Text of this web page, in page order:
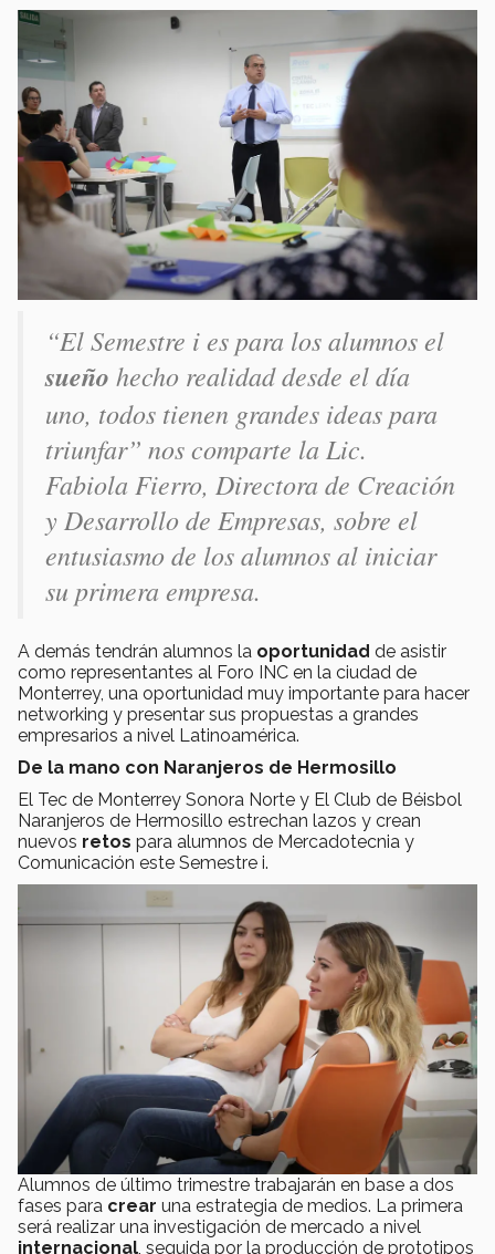
“El Semestre i es para los alumnos el
sueño hecho realidad desde el día
uno, todos tienen grandes ideas para
triunfar” nos comparte la Lic.
Fabiola Fierro, Directora de Creación
y Desarrollo de Empresas, sobre el
entusiasmo de los alumnos al iniciar
su primera empresa.
A demás tendrán alumnos la oportunidad de asistir
como representantes al Foro INC en la ciudad de
Monterrey, una oportunidad muy importante para hacer
networking y presentar sus propuestas a grandes
empresarios a nivel Latinoamérica.
De la mano con Naranjeros de Hermosillo
El Tec de Monterrey Sonora Norte y El Club de Béisbol
Naranjeros de Hermosillo estrechan lazos y crean
nuevos retos para alumnos de Mercadotecnia y
Comunicación este Semestre i.
Alumnos de último trimestre trabajarán en base a dos
fases para crear una estrategia de medios. La primera
será realizar una investigación de mercado a nivel
internacional, seguida por la producción de prototipos